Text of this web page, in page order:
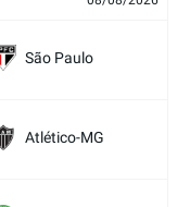
São Paulo
Atlético-MG